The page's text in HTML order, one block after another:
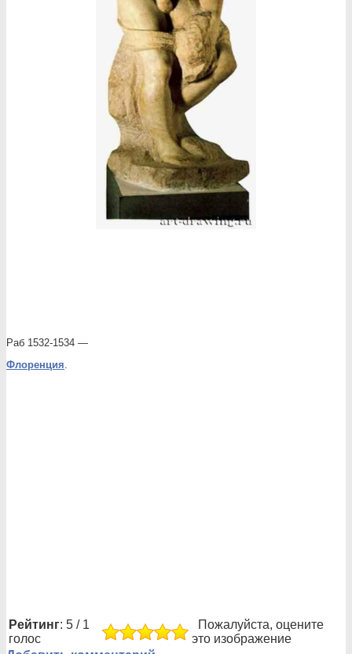
Раб 1532-1534 —
Флоренция.
Рейтинг: 5 / 1
голос
Пожалуйста, оцените
это изображение